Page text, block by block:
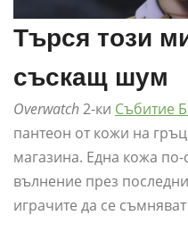
Търся този
съскащ шум
Overwatch2-ки Събитие
пантеон от кожи на
магазина. Една кожа
вълнение през
играчите да се